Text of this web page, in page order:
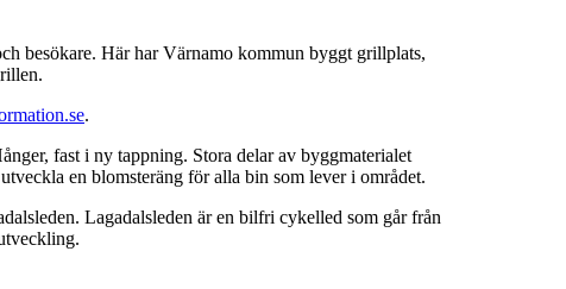
besökare. Här har Värnamo kommun byggt grillplats,
.
fast i ny tappning. Stora delar av byggmaterialet
en blomsteräng för alla bin som lever i området.
Lagadalsleden är en bilfri cykelled som går från